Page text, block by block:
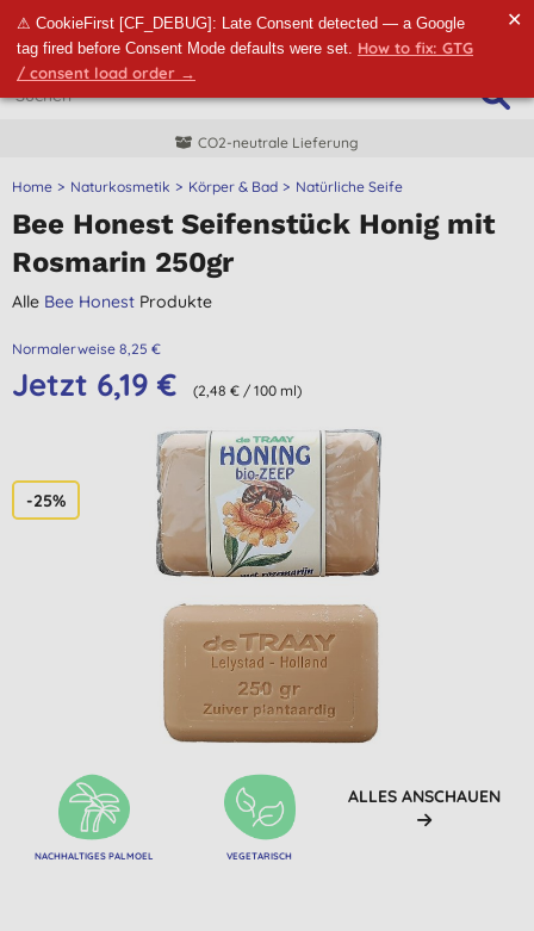
⚠ CookieFirst [CF_DEBUG]: Late Consent detected — a Google
tag fired before Consent Mode defaults were set. How to fix: GTG
/ consent load order →
✕
CO2-neutrale Lieferung
Home Naturkosmetik Körper & Bad Natürliche Seife
Bee Honest Seifenstück Honig mit
Rosmarin 250gr
Alle Bee Honest Produkte
Normalerweise 8,25 €
Jetzt 6,19 € (2,48 € / 100 ml)
-25%
NACHHALTIGES PALMOEL VEGETARISCH
ALLES ANSCHAUEN